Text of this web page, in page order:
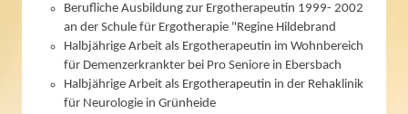
Berufliche Ausbildung zur Ergotherapeutin 1999- 2002
an der Schule für Ergotherapie "Regine Hildebrand
Halbjährige Arbeit als Ergotherapeutin im Wohnbereich
für Demenzerkrankter bei Pro Seniore in Ebersbach
Halbjährige Arbeit als Ergotherapeutin in der Rehaklinik
für Neurologie in Grünheide